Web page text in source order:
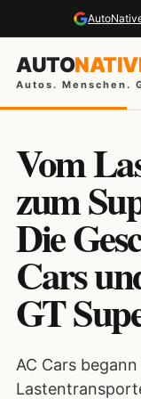
AUTO
Autos. Menschen.
Vom
zum
Die
Cars
GT
AC Cars